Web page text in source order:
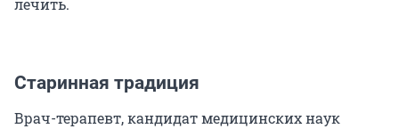
лечить.
Старинная традиция
Врач-терапевт, кандидат медицинских наук